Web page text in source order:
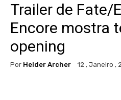
Trailer de Fate/
Encore mostra
opening
Por Helder Archer 12 , Janeiro ,